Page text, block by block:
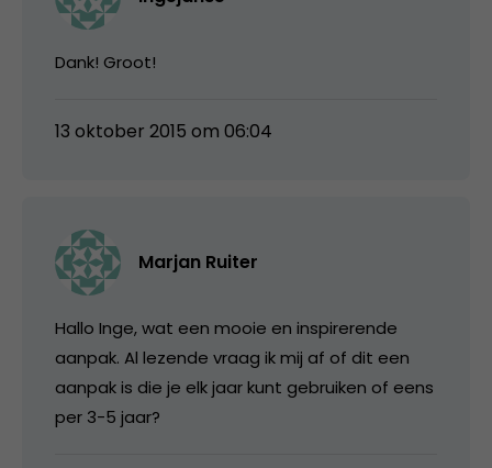
Dank! Groot!
13 oktober 2015 om 06:04
Marjan Ruiter
Hallo Inge, wat een mooie en inspirerende
aanpak. Al lezende vraag ik mij af of dit een
aanpak is die je elk jaar kunt gebruiken of eens
per 3-5 jaar?